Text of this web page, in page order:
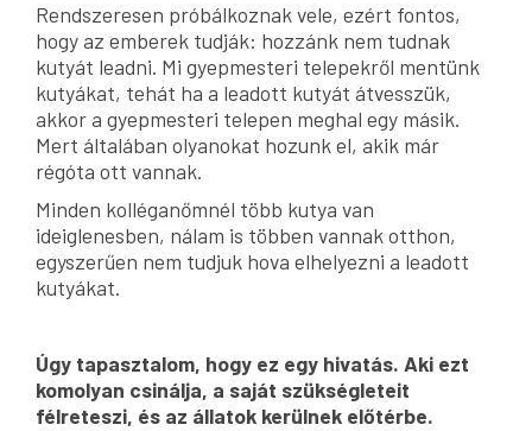
Rendszeresen próbálkoznak vele, ezért fontos,
hogy az emberek tudják: hozzánk nem tudnak
kutyát leadni. Mi gyepmesteri telepekről mentünk
kutyákat, tehát ha a leadott kutyát átvesszük,
akkor a gyepmesteri telepen meghal egy másik.
Mert általában olyanokat hozunk el, akik már
régóta ott vannak.
Minden kolléganőmnél több kutya van
ideiglenesben, nálam is többen vannak otthon,
egyszerűen nem tudjuk hova elhelyezni a leadott
kutyákat.
Úgy tapasztalom, hogy ez egy hivatás. Aki ezt
komolyan csinálja, a saját szükségleteit
félreteszi, és az állatok kerülnek előtérbe.